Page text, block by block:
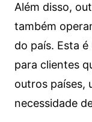
Além disso,
também
do país. Esta
para clientes
outros países,
necessidade